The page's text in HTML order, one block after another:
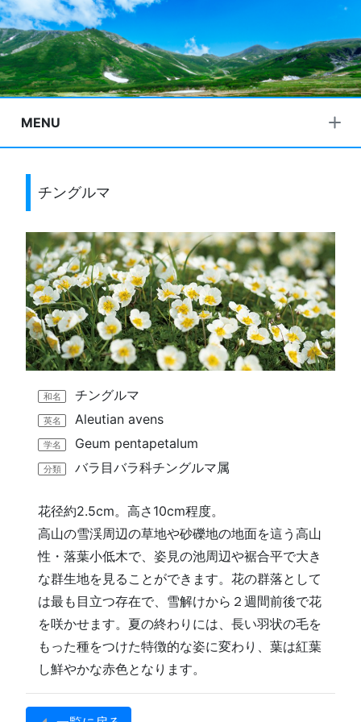
MENU
チングルマ
和名 チングルマ
英名 Aleutian avens
学名 Geum pentapetalum
分類 バラ目バラ科チングルマ属
花径約2.5cm。高さ10cm程度。
高山の雪渓周辺の草地や砂礫地の地面を這う高山
性・落葉小低木で、姿見の池周辺や裾合平で大き
な群生地を見ることができます。花の群落として
は最も目立つ存在で、雪解けから２週間前後で花
を咲かせます。夏の終わりには、長い羽状の毛を
もった種をつけた特徴的な姿に変わり、葉は紅葉
し鮮やかな赤色となります。